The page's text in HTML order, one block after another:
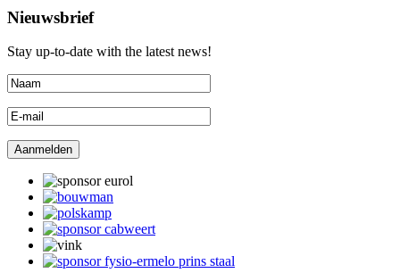
Nieuwsbrief
Stay up-to-date with the latest news!